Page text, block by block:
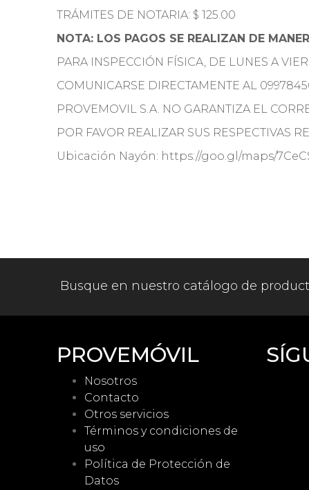
TRÁMITES DE NOTARIA: $ 125.00
NOTA: LOS PAGOS SE REALIZAN DE
PARA INSPECCIÓN FÍSICA, DE LUNES A
COMUNICARSE DIRECTAMENTE AL
PROVEMOVIL S.A. NO GARANTIZA EL
POR FAVOR REALIZAR SUS RESPECTIVAS
Ubicación Nayón: https://goo.gl/maps/
Busque en nuestro catálogo de
PROVEMÓVIL
Nosotros
Contacto
Otros servicios
Términos y condiciones de
uso
Política de Protección de
Datos